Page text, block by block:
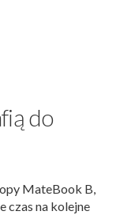
do
MateBook B,
czas na kolejne